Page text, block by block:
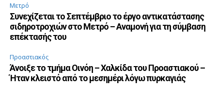
Μετρό
Συνεχίζεται το Σεπτέμβριο το έργο αντικατάστασης
σιδηροτροχιών στο Μετρό – Αναμονή για τη σύμβαση
επέκτασής του
Προαστιακός
Άνοιξε το τμήμα Οινόη – Χαλκίδα του Προαστιακού –
Ήταν κλειστό από το μεσημέρι λόγω πυρκαγιάς